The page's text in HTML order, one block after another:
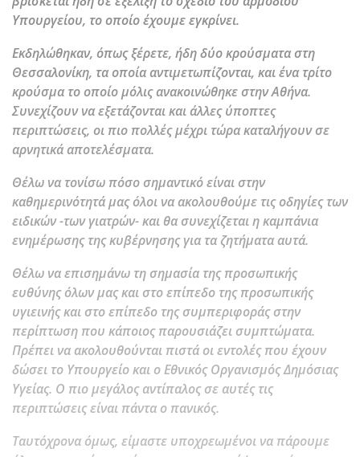
Υπουργείου, το οποίο έχουμε εγκρίνει.
Εκδηλώθηκαν, όπως ξέρετε, ήδη δύο κρούσματα στη
Θεσσαλονίκη, τα οποία αντιμετωπίζονται, και ένα τρίτο
κρούσμα το οποίο μόλις ανακοινώθηκε στην Αθήνα.
Συνεχίζουν να εξετάζονται και άλλες ύποπτες
περιπτώσεις, οι πιο πολλές μέχρι τώρα καταλήγουν σε
αρνητικά αποτελέσματα.
Θέλω να τονίσω πόσο σημαντικό είναι στην
καθημερινότητά μας όλοι να ακολουθούμε τις οδηγίες των
ειδικών -των γιατρών- και θα συνεχίζεται η καμπάνια
ενημέρωσης της κυβέρνησης για τα ζητήματα αυτά.
Θέλω να επισημάνω τη σημασία της προσωπικής
ευθύνης όλων μας και στο επίπεδο της προσωπικής
υγιεινής και στο επίπεδο της συμπεριφοράς στην
περίπτωση που κάποιος παρουσιάζει συμπτώματα.
Πρέπει να ακολουθούνται πιστά οι εντολές που έχουν
δώσει το Υπουργείο και ο Εθνικός Οργανισμός Δημόσιας
Υγείας. Ο πιο μεγάλος αντίπαλος σε αυτές τις
περιπτώσεις είναι πάντα ο πανικός.
Ταυτόχρονα όμως, είμαστε υποχρεωμένοι να πάρουμε